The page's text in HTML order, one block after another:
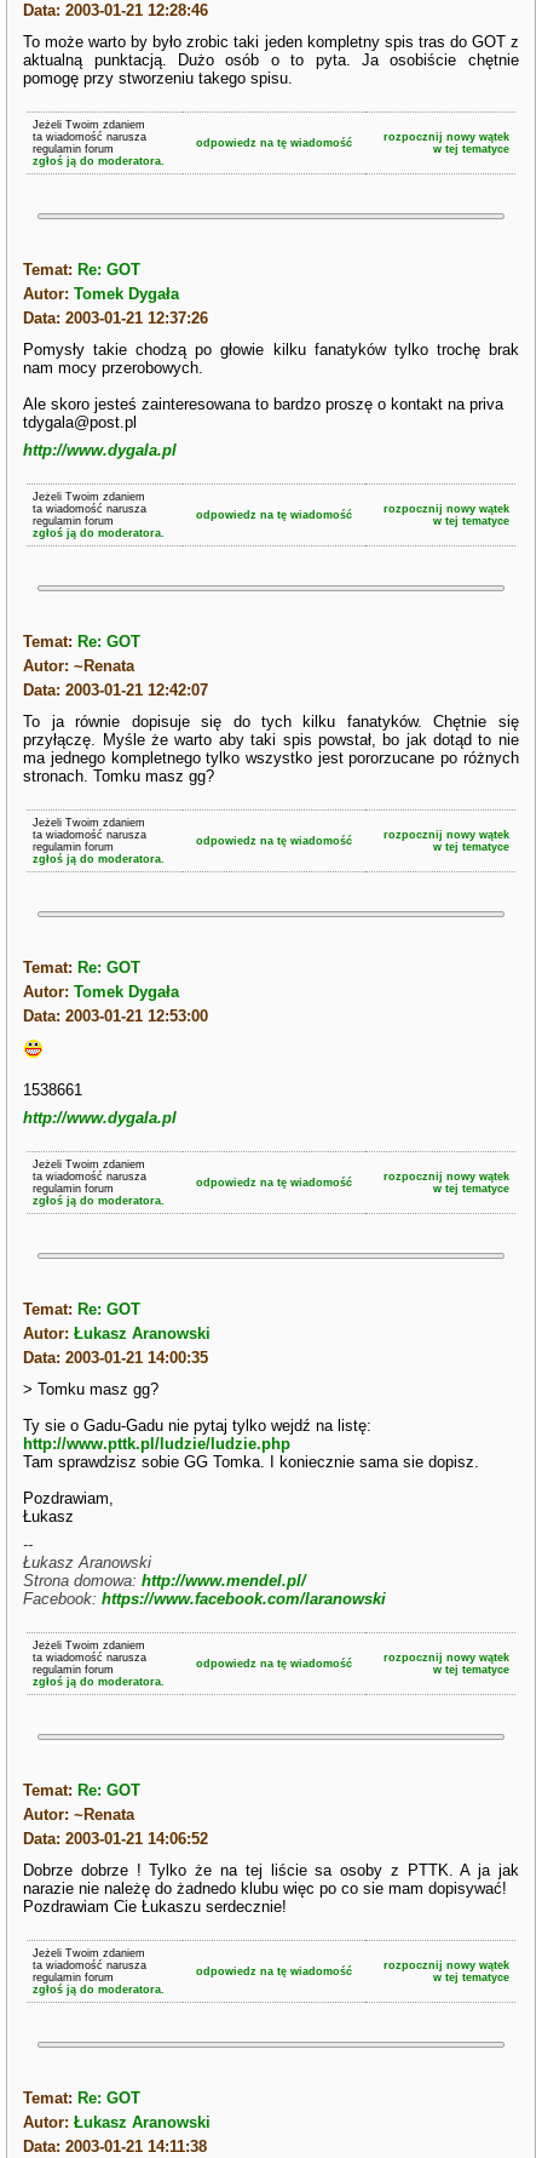
Data: 2003-01-21 12:28:46
To może warto by było zrobic taki jeden kompletny spis tras do GOT z
aktualną punktacją. Dużo osób o to pyta. Ja osobiście chętnie
pomogę przy stworzeniu takego spisu.
Jeżeli Twoim zdaniem
ta wiadomość narusza
regulamin forum
zgłoś ją do moderatora.
odpowiedz na tę wiadomość
rozpocznij nowy wątek
w tej tematyce
Temat: Re: GOT
Autor:Tomek Dygała
Data: 2003-01-21 12:37:26
Pomysły takie chodzą po głowie kilku fanatyków tylko trochę brak
nam mocy przerobowych.
Ale skoro jesteś zainteresowana to bardzo proszę o kontakt na priva
tdygala@post.pl
http://www.dygala.pl
Jeżeli Twoim zdaniem
ta wiadomość narusza
regulamin forum
zgłoś ją do moderatora.
odpowiedz na tę wiadomość
rozpocznij nowy wątek
w tej tematyce
Temat: Re: GOT
Autor: ~Renata
Data: 2003-01-21 12:42:07
To ja równie dopisuje się do tych kilku fanatyków. Chętnie się
przyłączę. Myśle że warto aby taki spis powstał, bo jak dotąd to nie
ma jednego kompletnego tylko wszystko jest pororzucane po różnych
stronach. Tomku masz gg?
Jeżeli Twoim zdaniem
ta wiadomość narusza
regulamin forum
zgłoś ją do moderatora.
odpowiedz na tę wiadomość
rozpocznij nowy wątek
w tej tematyce
Temat: Re: GOT
Autor:Tomek Dygała
Data: 2003-01-21 12:53:00
1538661
http://www.dygala.pl
Jeżeli Twoim zdaniem
ta wiadomość narusza
regulamin forum
zgłoś ją do moderatora.
odpowiedz na tę wiadomość
rozpocznij nowy wątek
w tej tematyce
Temat: Re: GOT
Autor:Łukasz Aranowski
Data: 2003-01-21 14:00:35
> Tomku masz gg?
Ty sie o Gadu-Gadu nie pytaj tylko wejdź na listę:
http://www.pttk.pl/ludzie/ludzie.php
Tam sprawdzisz sobie GG Tomka. I koniecznie sama sie dopisz.
Pozdrawiam,
Łukasz
--
Łukasz Aranowski
Strona domowa:http://www.mendel.pl/
Facebook:https://www.facebook.com/laranowski
Jeżeli Twoim zdaniem
ta wiadomość narusza
regulamin forum
zgłoś ją do moderatora.
odpowiedz na tę wiadomość
rozpocznij nowy wątek
w tej tematyce
Temat: Re: GOT
Autor: ~Renata
Data: 2003-01-21 14:06:52
Dobrze dobrze ! Tylko że na tej liście sa osoby z PTTK. A ja jak
narazie nie należę do żadnedo klubu więc po co sie mam dopisywać!
Pozdrawiam Cie Łukaszu serdecznie!
Jeżeli Twoim zdaniem
ta wiadomość narusza
regulamin forum
zgłoś ją do moderatora.
odpowiedz na tę wiadomość
rozpocznij nowy wątek
w tej tematyce
Temat: Re: GOT
Autor:Łukasz Aranowski
Data: 2003-01-21 14:11:38